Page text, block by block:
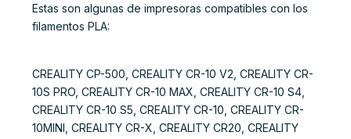
Estas son algunas de impresoras compatibles con los
filamentos PLA:
CREALITY CP-500, CREALITY CR-10 V2, CREALITY CR-
10S PRO, CREALITY CR-10 MAX, CREALITY CR-10 S4,
CREALITY CR-10 S5, CREALITY CR-10, CREALITY CR-
10MINI, CREALITY CR-X, CREALITY CR20, CREALITY